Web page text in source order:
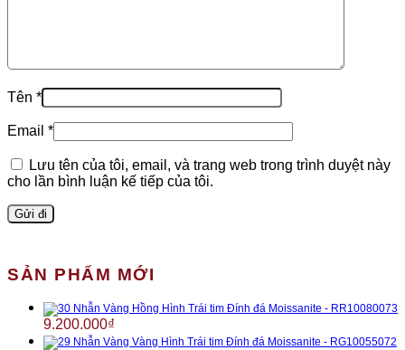
Tên *
Email *
Lưu tên của tôi, email, và trang web trong trình duyệt này
cho lần bình luận kế tiếp của tôi.
SẢN PHẨM MỚI
Nhẫn Vàng Hồng Hình Trái tim Đính đá Moissanite - RR10080073
9.200.000₫
Nhẫn Vàng Vàng Hình Trái tim Đính đá Moissanite - RG10055072